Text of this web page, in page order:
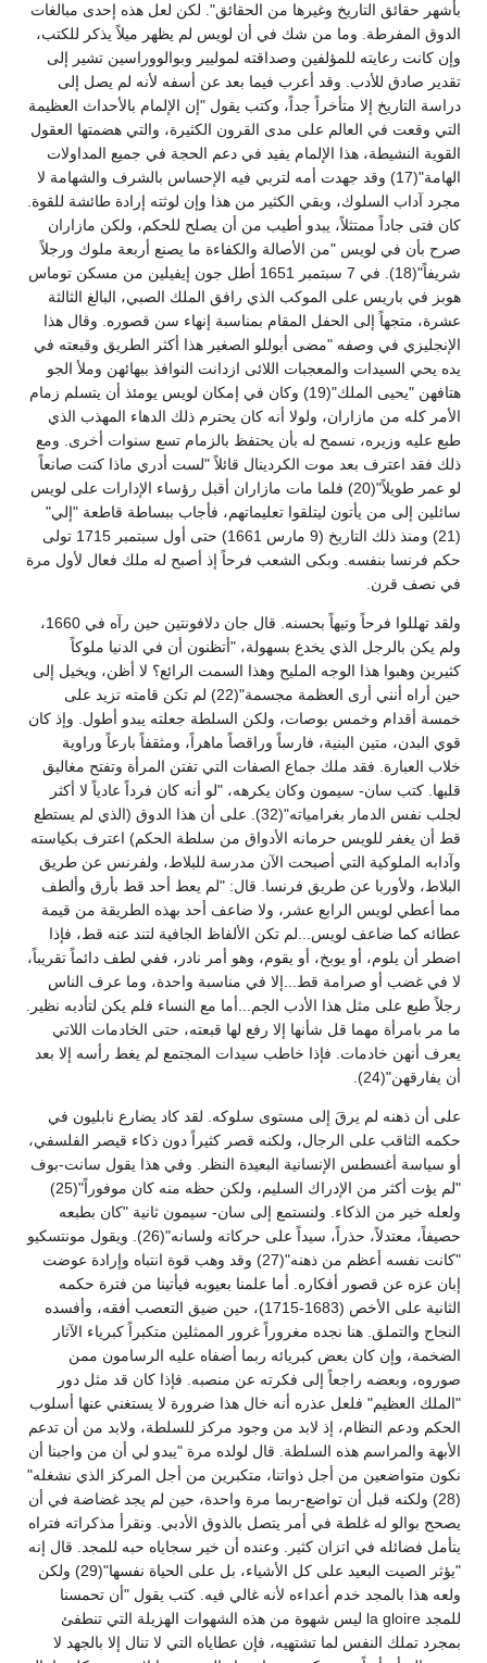
بأشهر حقائق التاريخ وغيرها من الحقائق". لكن لعل هذه إحدى مبالغات
الدوق المفرطة. وما من شك في أن لويس لم يظهر ميلاً يذكر للكتب،
وإن كانت رعايته للمؤلفين وصداقته لموليير وبوالووراسين تشير إلى
تقدير صادق للأدب. وقد أعرب فيما بعد عن أسفه لأنه لم يصل إلى
دراسة التاريخ إلا متأخراً جداً، وكتب يقول "إن الإلمام بالأحداث العظيمة
التي وقعت في العالم على مدى القرون الكثيرة، والتي هضمتها العقول
القوية النشيطة، هذا الإلمام يفيد في دعم الحجة في جميع المداولات
الهامة"(17) وقد جهدت أمه لتربي فيه الإحساس بالشرف والشهامة لا
مجرد آداب السلوك، وبقي الكثير من هذا وإن لوثته إرادة طائشة للقوة.
كان فتى جاداً ممتثلاً، يبدو أطيب من أن يصلح للحكم، ولكن مازاران
صرح بأن في لويس "من الأصالة والكفاءة ما يصنع أربعة ملوك ورجلاً
شريفاً"(18). في 7 سبتمبر 1651 أطل جون إيفيلين من مسكن توماس
هوبز في باريس على الموكب الذي رافق الملك الصبي، البالغ الثالثة
عشرة، متجهاً إلى الحفل المقام بمناسبة إنهاء سن قصوره. وقال هذا
الإنجليزي في وصفه "مضى أبوللو الصغير هذا أكثر الطريق وقبعته في
يده يحي السيدات والمعجبات اللائى ازدانت النوافذ ببهائهن وملأ الجو
هتافهن "يحيى الملك"(19) وكان في إمكان لويس يومئذ أن يتسلم زمام
الأمر كله من مازاران، ولولا أنه كان يحترم ذلك الدهاء المهذب الذي
طبع عليه وزيره، نسمح له بأن يحتفظ بالزمام تسع سنوات أخرى. ومع
ذلك فقد اعترف بعد موت الكردينال قائلاً "لست أدري ماذا كنت صانعاً
لو عمر طويلاً"(20) فلما مات مازاران أقبل رؤساء الإدارات على لويس
سائلين إلى من يأتون ليتلقوا تعليماتهم، فأجاب ببساطة قاطعة "إلي"
(21) ومنذ ذلك التاريخ (9 مارس 1661) حتى أول سبتمبر 1715 تولى
حكم فرنسا بنفسه. وبكى الشعب فرحاً إذ أصبح له ملك فعال لأول مرة
في نصف قرن.
ولقد تهللوا فرحاً وتيهاً بحسنه. قال جان دلافونتين حين رآه في 1660،
ولم يكن بالرجل الذي يخدع بسهولة، "أتظنون أن في الدنيا ملوكاً
كثيرين وهبوا هذا الوجه المليح وهذا السمت الرائع؟ لا أظن، ويخيل إلى
حين أراه أنني أرى العظمة مجسمة"(22) لم تكن قامته تزيد على
خمسة أقدام وخمس بوصات، ولكن السلطة جعلته يبدو أطول. وإذ كان
قوي البدن، متين البنية، فارساً وراقصاً ماهراً، ومثقفاً بارعاً وراوية
خلاب العبارة. فقد ملك جماع الصفات التي تفتن المرأة وتفتح مغاليق
قلبها. كتب سان- سيمون وكان يكرهه، "لو أنه كان فرداً عادياً لا أكثر
لجلب نفس الدمار بغرامياته"(32). على أن هذا الدوق (الذي لم يستطع
قط أن يغفر للويس حرمانه الأدواق من سلطة الحكم) اعترف بكياسته
وآدابه الملوكية التي أصبحت الآن مدرسة للبلاط، ولفرنس عن طريق
البلاط، ولأوربا عن طريق فرنسا. قال: "لم يعط أحد قط بأرق وألطف
مما أعطي لويس الرابع عشر، ولا ضاعف أحد بهذه الطريقة من قيمة
عطائه كما ضاعف لويس...لم تكن الألفاظ الجافية لتند عنه قط، فإذا
اضطر أن يلوم، أو يوبخ، أو يقوم، وهو أمر نادر، ففي لطف دائماً تقريباً،
لا في غضب أو صرامة قط...إلا في مناسبة واحدة، وما عرف الناس
رجلاً طبع على مثل هذا الأدب الجم...أما مع النساء فلم يكن لتأدبه نظير.
ما مر بامرأة مهما قل شأنها إلا رفع لها قبعته، حتى الخادمات اللاتي
يعرف أنهن خادمات. فإذا خاطب سيدات المجتمع لم يغط رأسه إلا بعد
أن يفارقهن"(24).
على أن ذهنه لم يرقَ إلى مستوى سلوكه. لقد كاد يضارع نابليون في
حكمه الثاقب على الرجال، ولكنه قصر كثيراً دون ذكاء قيصر الفلسفي،
أو سياسة أغسطس الإنسانية البعيدة النظر. وفي هذا يقول سانت-بوف
"لم يؤت أكثر من الإدراك السليم، ولكن حظه منه كان موفوراً"(25)
ولعله خير من الذكاء. ولنستمع إلى سان- سيمون ثانية "كان بطبعه
حصيفاً، معتدلاً، حذراً، سيداً على حركاته ولسانه"(26). ويقول مونتسكيو
"كانت نفسه أعظم من ذهنه"(27) وقد وهب قوة انتباه وإرادة عوضت
إبان عزه عن قصور أفكاره. أما علمنا بعيوبه فيأتينا من فترة حكمه
الثانية على الأخص (1683-1715)، حين ضيق التعصب أفقه، وأفسده
النجاح والتملق. هنا نجده مغروراً غرور الممثلين متكبراً كبرياء الآثار
الضخمة، وإن كان بعض كبريائه ربما أضفاه عليه الرسامون ممن
صوروه، وبعضه راجعاً إلى فكرته عن منصبه. فإذا كان قد مثل دور
"الملك العظيم" فلعل عذره أنه خال هذا ضرورة لا يستغني عنها أسلوب
الحكم ودعم النظام، إذ لابد من وجود مركز للسلطة، ولابد من أن تدعم
الأبهة والمراسم هذه السلطة. قال لولده مرة "يبدو لي أن من واجبنا أن
نكون متواضعين من أجل ذواتنا، متكبرين من أجل المركز الذي نشغله"
(28) ولكنه قبل أن تواضع-ربما مرة واحدة، حين لم يجد غضاضة في أن
يصحح بوالو له غلطة في أمر يتصل بالذوق الأدبي. ونقرأ مذكراته فتراه
يتأمل فضائله في اتزان كثير. وعنده أن خير سجاياه حبه للمجد. قال إنه
"يؤثر الصيت البعيد على كل الأشياء، بل على الحياة نفسها"(29) ولكن
ولعه هذا بالمجد خدم أعداءه لأنه غالي فيه. كتب يقول "أن تحمسنا
للمجد la gloire ليس شهوة من هذه الشهوات الهزيلة التي تنطفئ
بمجرد تملك النفس لما تشتهيه، فإن عطاياه التي لا تنال إلا بالجهد لا